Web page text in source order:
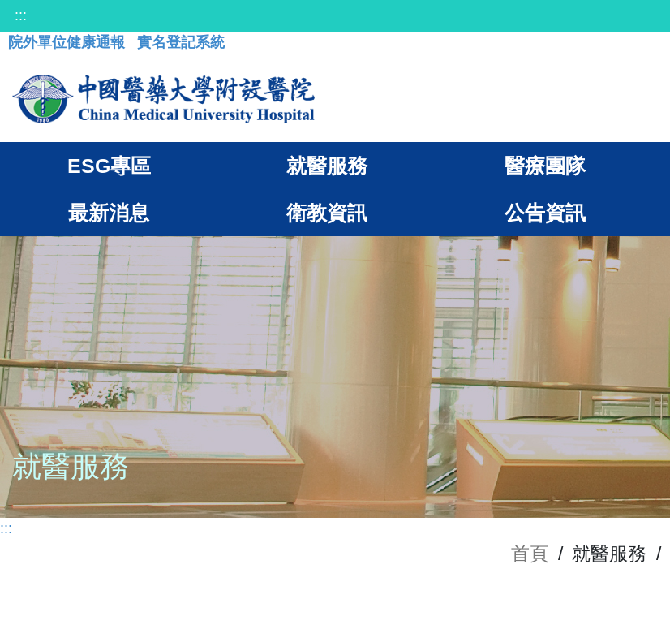
:::
院外單位健康通報
實名登記系統
ESG專區 就醫服務 醫療團隊
最新消息 衛教資訊 公告資訊
就醫服務
:::
首頁 / 就醫服務 /